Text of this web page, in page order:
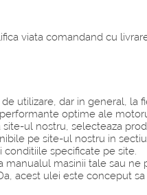
viata comandand cu
utilizare, dar in general, la
optime ale
site-ul nostru, selecteaza
pe site-ul nostru in
conditiile specificate pe site.
manualul masinii tale sau
acest ulei este conceput